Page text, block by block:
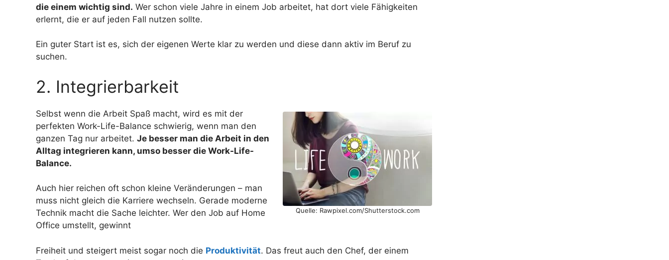
die einem wichtig sind. Wer schon viele Jahre in einem Job arbeitet, hat dort viele Fähigkeiten
erlernt, die er auf jeden Fall nutzen sollte.
Ein guter Start ist es, sich der eigenen Werte klar zu werden und diese dann aktiv im Beruf zu
suchen.
2. Integrierbarkeit
Quelle: Rawpixel.com/Shutterstock.com
Selbst wenn die Arbeit Spaß macht, wird es mit der
perfekten Work-Life-Balance schwierig, wenn man den
ganzen Tag nur arbeitet. Je besser man die Arbeit in den
Alltag integrieren kann, umso besser die Work-Life-
Balance.
Auch hier reichen oft schon kleine Veränderungen – man
muss nicht gleich die Karriere wechseln. Gerade moderne
Technik macht die Sache leichter. Wer den Job auf Home
Office umstellt, gewinnt
Freiheit und steigert meist sogar noch die Produktivität. Das freut auch den Chef, der einem